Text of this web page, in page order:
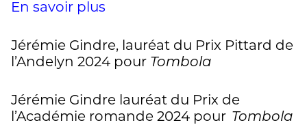
En savoir plus
Jérémie Gindre, lauréat du Prix Pittard de
l’Andelyn 2024 pour Tombola
Jérémie Gindre lauréat du Prix de
l’Académie romande 2024 pour Tombola